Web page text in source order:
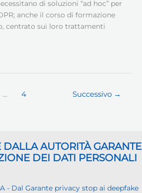
di soluzioni “ad hoc” per
anche il corso di formazione
centrato sui loro trattamenti
… 4 Successivo →
AUTORITÀ GARANTE
DEI DATI PERSONALI
- Dal Garante privacy stop ai deepfake